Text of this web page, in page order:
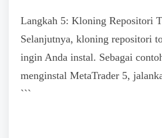
Langkah 5: Kloning Repositori
Selanjutnya, kloning repositori
ingin Anda instal. Sebagai
menginstal MetaTrader 5,
```